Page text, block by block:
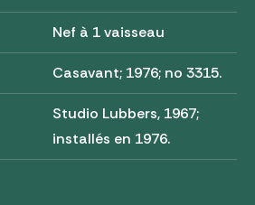
Nef à 1 vaisseau
Casavant; 1976; no 3315.
Studio Lubbers, 1967;
installés en 1976.